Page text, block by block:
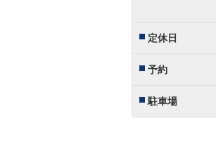
定休日
予約
駐車場